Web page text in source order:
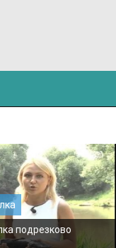
подрезково